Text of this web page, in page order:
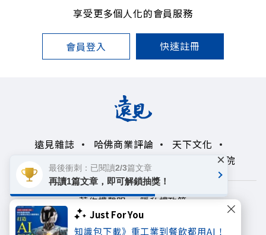
Just For You
知識包下載》重工業到餐飲都用AI！
享受更多個人化的會員服務
會員登入 快速註冊
遠見雜誌 哈佛商業評論
天下文化
未來親子學習平台
50+ 領導影響力學院
著作權聲明
隱私權政策
Copyright© 1999~2026
最後衝刺：已閱讀2/3篇文章
再讀1篇文章，即可解鎖抽獎！
×